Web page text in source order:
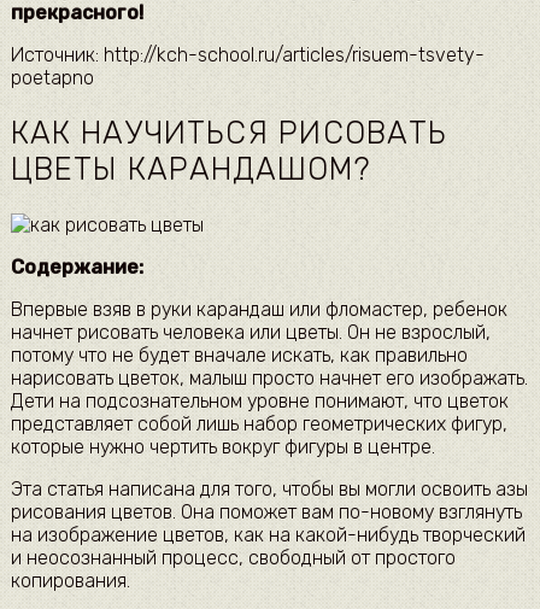
прекрасного!
Источник: http://kch-school.ru/articles/risuem-tsvety-
poetapno
КАК НАУЧИТЬСЯ РИСОВАТЬ
ЦВЕТЫ КАРАНДАШОМ?
Содержание:
Впервые взяв в руки карандаш или фломастер, ребенок
начнет рисовать человека или цветы. Он не взрослый,
потому что не будет вначале искать, как правильно
нарисовать цветок, малыш просто начнет его изображать.
Дети на подсознательном уровне понимают, что цветок
представляет собой лишь набор геометрических фигур,
которые нужно чертить вокруг фигуры в центре.
Эта статья написана для того, чтобы вы могли освоить азы
рисования цветов. Она поможет вам по-новому взглянуть
на изображение цветов, как на какой-нибудь творческий
и неосознанный процесс, свободный от простого
копирования.